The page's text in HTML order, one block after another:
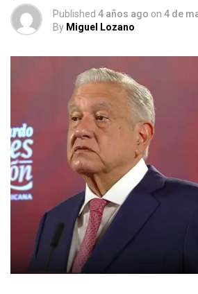
Published 4 años ago on 4 de
By Miguel Lozano